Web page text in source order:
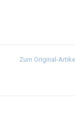
Zum Original-